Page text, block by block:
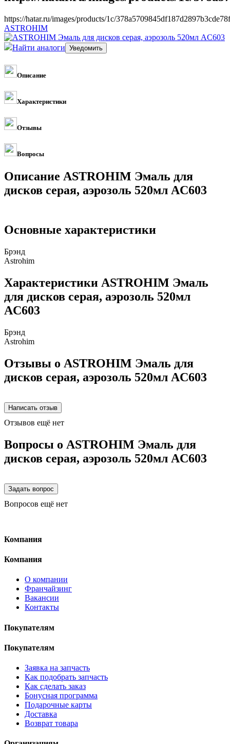
https://hatar.ru/images/products/1c/
ASTROHIM
Найти аналоги
Описание
Характеристики
Отзывы
Вопросы
Описание ASTROHIM Эмаль для
дисков серая, аэрозоль 520мл AC603
Основные характеристики
Брэнд
Astrohim
Характеристики ASTROHIM Эмаль
для дисков серая, аэрозоль 520мл
AC603
Брэнд
Astrohim
Отзывы о ASTROHIM Эмаль для
дисков серая, аэрозоль 520мл AC603
Отзывов ещё нет
Вопросы о ASTROHIM Эмаль для
дисков серая, аэрозоль 520мл AC603
Вопросов ещё нет
Компания
Компания
О компании
Франчайзинг
Вакансии
Контакты
Покупателям
Покупателям
Заявка на запчасть
Как подобрать запчасть
Как сделать заказ
Бонусная программа
Подарочные карты
Доставка
Возврат товара